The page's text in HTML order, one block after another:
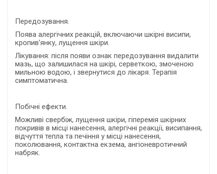
Передозування.
Поява алергічних реакцій, включаючи шкірні висипи,
кропив'янку, лущення шкіри.
Лікування: після появи ознак передозування видалити
мазь, що залишилася на шкірі, серветкою, змоченою
мильною водою, і звернутися до лікаря. Терапія
симптоматична.
Побічні ефекти.
Можливі свербіж, лущення шкіри, гіперемія шкірних
покривів в місці нанесення, алергічні реакції, висипання,
відчуття тепла та печіння у місці нанесення,
поколювання, контактна екзема, ангіоневротичний
набряк.